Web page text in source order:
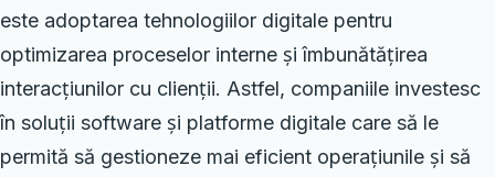
este adoptarea tehnologiilor digitale pentru
optimizarea proceselor interne și îmbunătățirea
interacțiunilor cu clienții. Astfel, companiile investesc
în soluții software și platforme digitale care să le
permită să gestioneze mai eficient operațiunile și să